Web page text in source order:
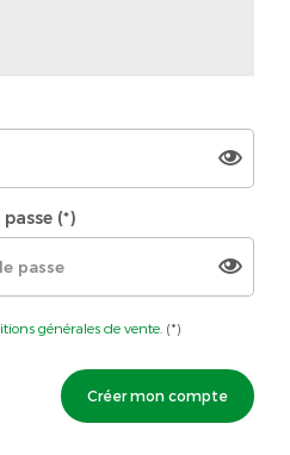
(*)
générales de vente . (*)
Créer mon compte